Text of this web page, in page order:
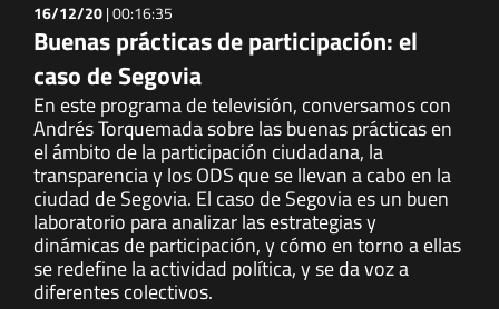
16/12/20|00:16:35
Buenas prácticas de participación: el
caso de Segovia
En este programa de televisión, conversamos con
Andrés Torquemada sobre las buenas prácticas en
el ámbito de la participación ciudadana, la
transparencia y los ODS que se llevan a cabo en la
ciudad de Segovia. El caso de Segovia es un buen
laboratorio para analizar las estrategias y
dinámicas de participación, y cómo en torno a ellas
se redefine la actividad política, y se da voz a
diferentes colectivos.